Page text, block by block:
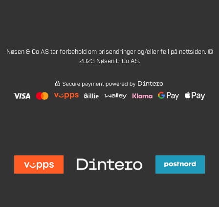
Nøsen & Co AS tar forbehold om prisendringer og/eller feil på nettsiden. ©
2023 Nøsen & Co AS.